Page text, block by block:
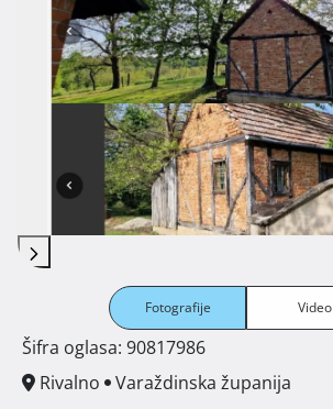
Fotografije Video
Šifra oglasa: 90817986
Rivalno
Varaždinska županija